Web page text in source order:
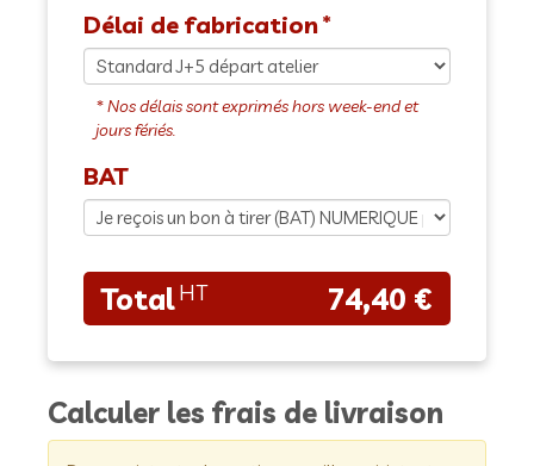
Délai de fabrication
BAT
74,40 €
Calculer les frais de livraison